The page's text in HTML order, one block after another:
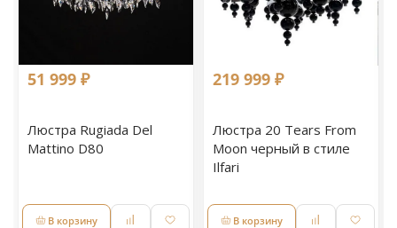
51 999 ₽
Люстра Rugiada Del
Mattino D80
В корзину
219 999 ₽
Люстра 20 Tears From
Moon черный в стиле
Ilfari
В корзину